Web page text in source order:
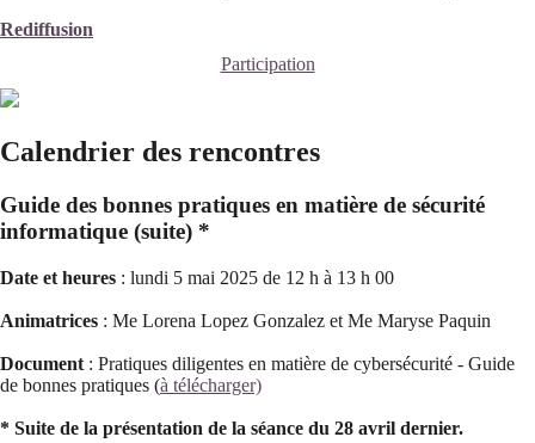
Rediffusion
Participation
Calendrier des rencontres
Guide des bonnes pratiques en matière de sécurité
informatique (suite) *
Date et heures : lundi 5 mai 2025 de 12 h à 13 h 00
Animatrices : Me Lorena Lopez Gonzalez et Me Maryse Paquin
Document : Pratiques diligentes en matière de cybersécurité - Guide
de bonnes pratiques (à télécharger)
* Suite de la présentation de la séance du 28 avril dernier.